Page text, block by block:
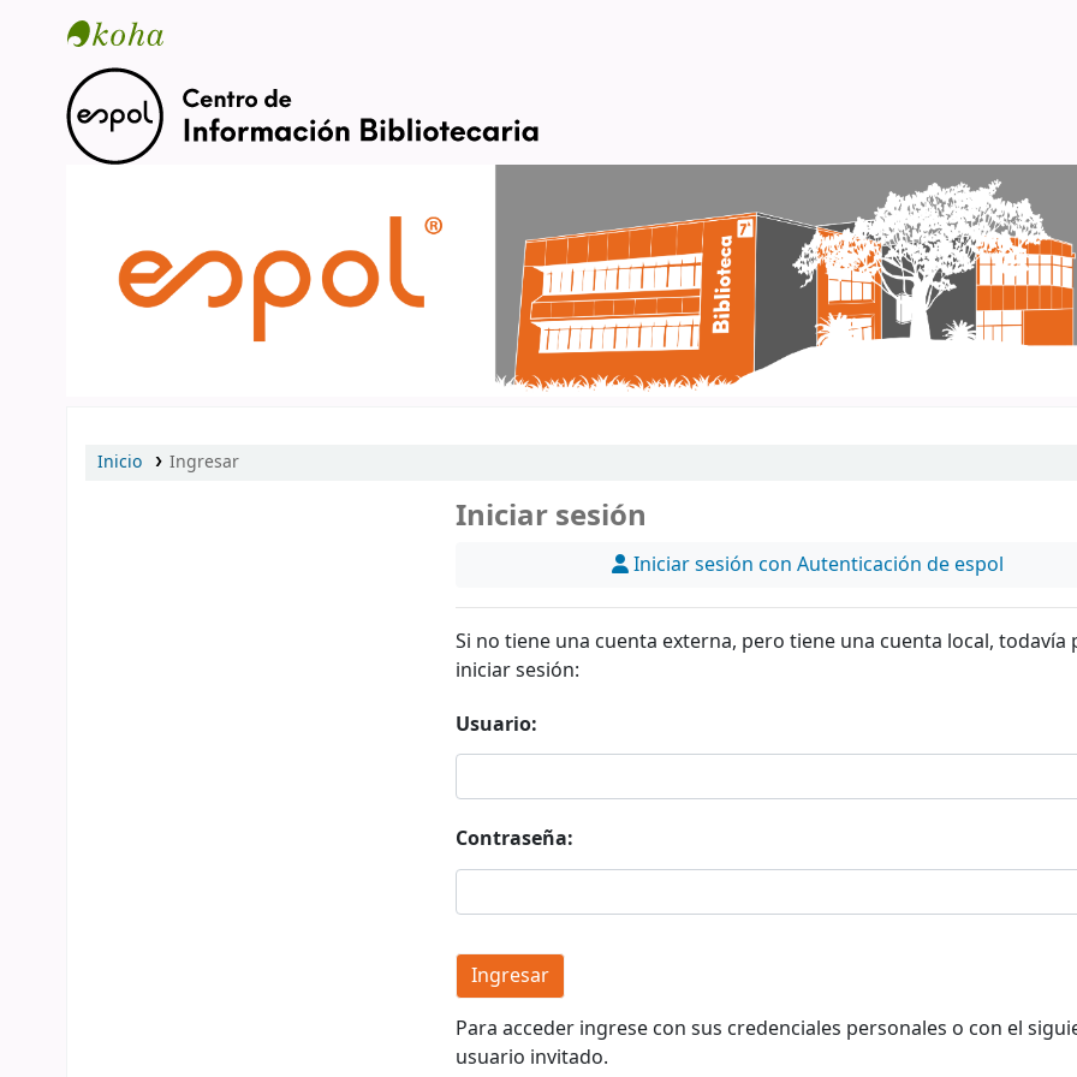
Catálogo en línea
Inicio Ingresar
Iniciar sesión
Iniciar sesión con Autenticación de espol
Si no tiene una cuenta externa, pero tiene una cuenta local, todavía
iniciar sesión:
Usuario:
Contraseña:
Para acceder ingrese con sus credenciales personales o con el
usuario invitado.